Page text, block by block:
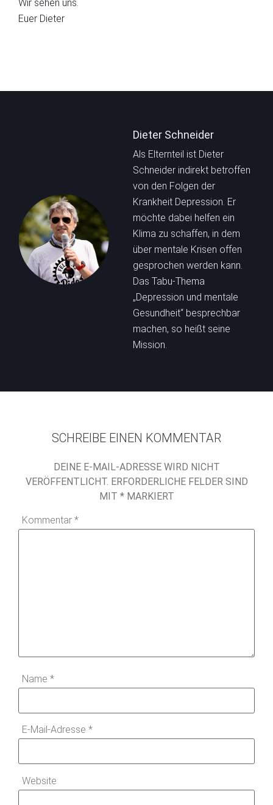
Wir sehen uns.
Euer Dieter
Dieter Schneider
Als Elternteil ist Dieter
Schneider indirekt betroffen
von den Folgen der
Krankheit Depression. Er
möchte dabei helfen ein
Klima zu schaffen, in dem
über mentale Krisen offen
gesprochen werden kann.
Das Tabu-Thema
„Depression und mentale
Gesundheit“ besprechbar
machen, so heißt seine
Mission.
SCHREIBE EINEN KOMMENTAR
DEINE E-MAIL-ADRESSE WIRD NICHT
VERÖFFENTLICHT. ERFORDERLICHE FELDER SIND
MIT *MARKIERT
Kommentar *
Name *
E-Mail-Adresse *
Website